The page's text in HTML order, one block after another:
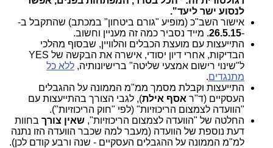
לנסוע ישר ליעד".
אישור השב"כ (מופיע "גורם ביטחון" במכתב) שהתקבל ב-
-
26.5.15. מייד נסביר כמה זה מעניין וחשוב.
התייעצות עם מועצת הכבלים והלוויין, שבסוף מהלכי
הבדיקות, אחרי דיון יסודי, אישרה את הבקשה של YES
ל"שינוי רישום אמצעי שליטה" ברישיונותיה, ללא כל
מתנגדים.
התייעצות וקבלת מסמך ממ"מ הממונה על ההגבלים
העסקיים (ד"ר אסף אילת), לגבי הצורך בהתייעצות עם
"הוועדה לצמצום הריכוזיות" (לפי "חוק הריכוזיות").
החלטה של "הוועדה לצמצום הריכוזיות", שאין צורך בחוות
דעת נוספת של הוועדה (מעבר למה שכבר הוועדה הזו נתנה
למ"מ הממונה על ההגבלים העסקיים - שנה ורבע קודם לכן).